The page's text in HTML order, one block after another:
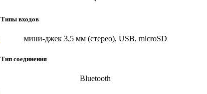
Типы входов
мини-джек 3,5 мм (стерео), USB, microSD
Тип соединения
Bluetooth